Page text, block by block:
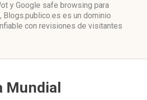
y Google safe browsing para
Blogs.publico.es es un dominio
con revisiones de visitantes
Mundial